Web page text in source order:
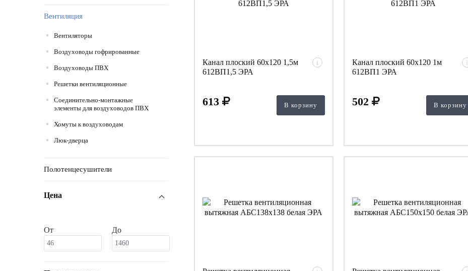
Вентиляция
Вентиляторы
Воздуховоды гофрированные
Воздуховоды ПВХ
Решетки вентиляционные
Соединительно-монтажные
элементы для воздуховодов ПВХ
Хомуты к воздуховодам
Люк-дверца
Полотенцесушители
Цена
От До
Канал плоский 60х120 1,5м
612ВП1,5 ЭРА
i
613 В корзину
Канал плоский 60х120 1м
612ВП1 ЭРА
i
502 В корзину